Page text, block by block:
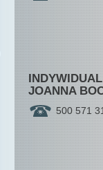
JOANNA
500 571